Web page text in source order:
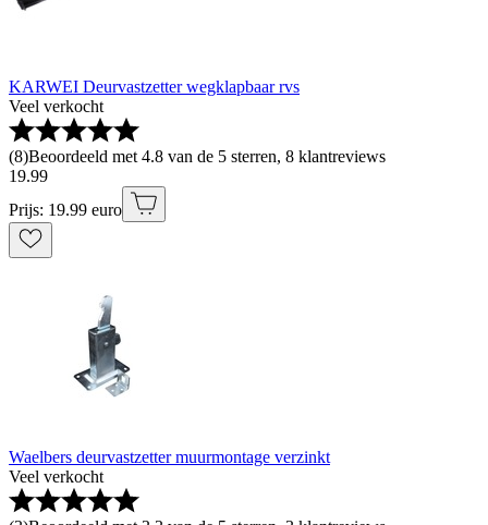
KARWEI Deurvastzetter wegklapbaar rvs
Veel verkocht
(8)Beoordeeld met 4.8 van de 5 sterren, 8 klantreviews
19.99
Prijs: 19.99 euro
Waelbers deurvastzetter muurmontage verzinkt
Veel verkocht